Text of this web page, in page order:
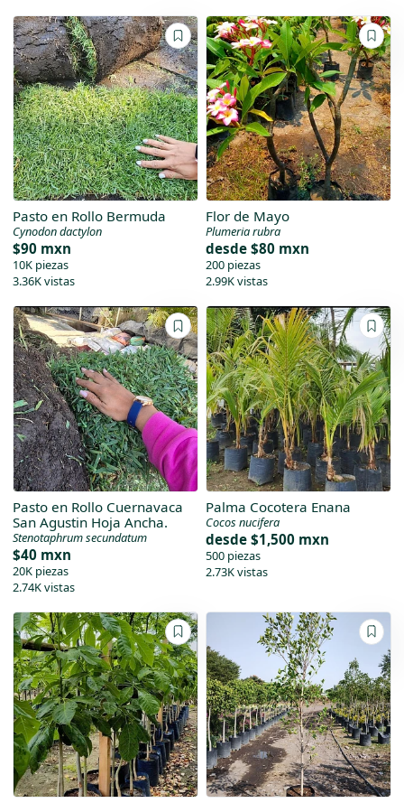
Pasto en Rollo Bermuda
Cynodon dactylon
$90 mxn
10K piezas
3.36K vistas
Flor de Mayo
Plumeria rubra
desde $80 mxn
200 piezas
2.99K vistas
Pasto en Rollo Cuernavaca
San Agustin Hoja Ancha.
Stenotaphrum secundatum
$40 mxn
20K piezas
2.74K vistas
Palma Cocotera Enana
Cocos nucifera
desde $1,500 mxn
500 piezas
2.73K vistas